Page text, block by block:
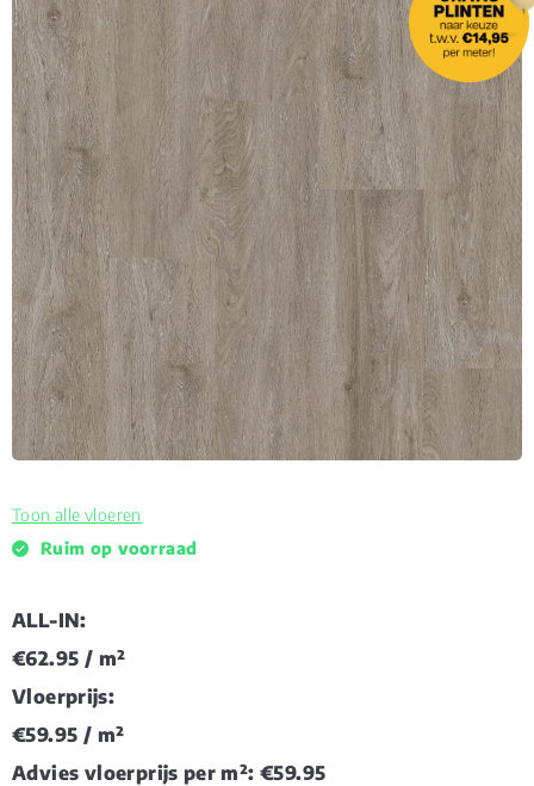
Toon alle vloeren
Ruim op voorraad
ALL-IN:
€62.95 / m²
Vloerprijs:
€59.95 / m²
Advies vloerprijs per m²: €59.95